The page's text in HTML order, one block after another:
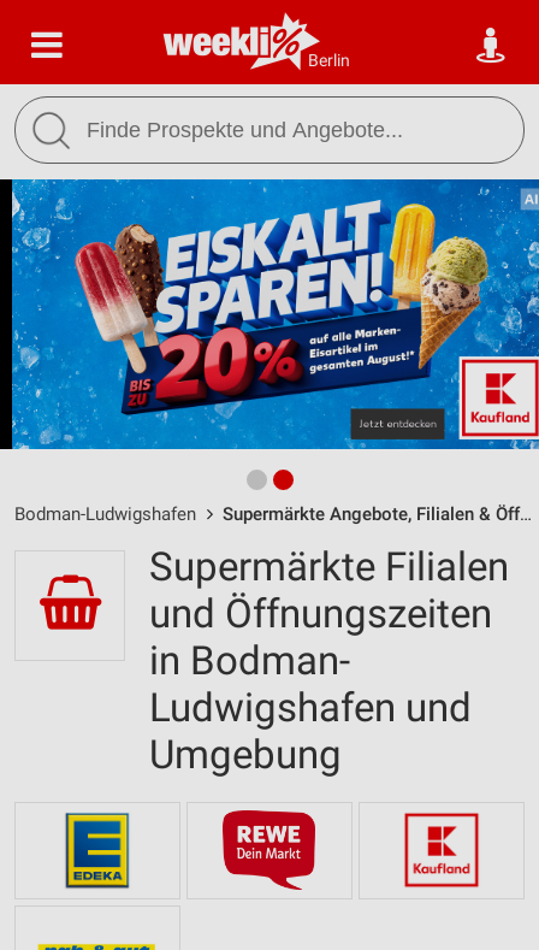
Berlin
Bodman-Ludwigshafen Supermärkte Angebote, Filialen & Öffnungszeiten
Supermärkte Filialen
und Öffnungszeiten
in Bodman-
Ludwigshafen und
Umgebung